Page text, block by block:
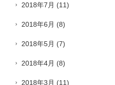
2018年7月 (11)
2018年6月 (8)
2018年5月 (7)
2018年4月 (8)
2018年3月 (11)